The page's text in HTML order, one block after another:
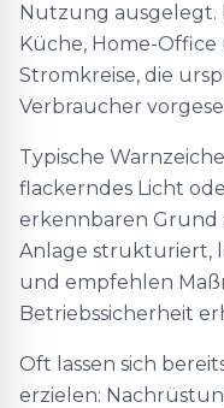
Nutzung ausgelegt.
Küche, Home-
Stromkreise, die
Verbraucher
Typische
flackerndes Licht
erkennbaren Grund
Anlage strukturiert,
und empfehlen
Betriebssicherheit
Oft lassen sich
erzielen: